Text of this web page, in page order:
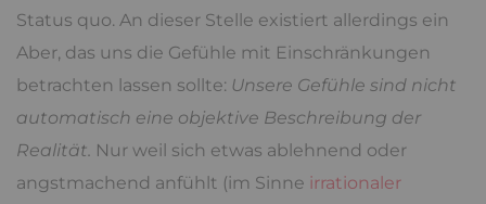
Status quo. An dieser Stelle existiert allerdings ein
Aber, das uns die Gefühle mit Einschränkungen
betrachten lassen sollte: Unsere Gefühle sind nicht
automatisch eine objektive Beschreibung der
Realität. Nur weil sich etwas ablehnend oder
angstmachend anfühlt (im Sinne irrationaler